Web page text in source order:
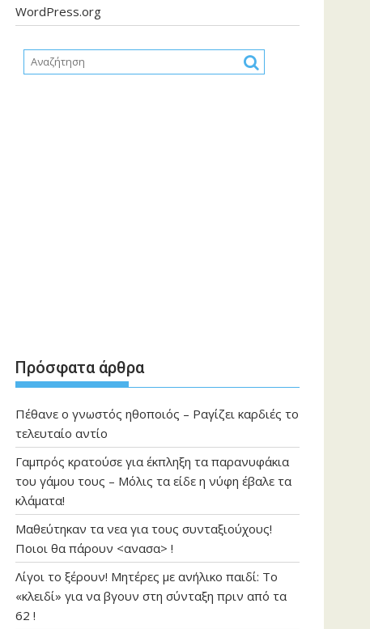
WordPress.org
Πρόσφατα άρθρα
Πέθανε ο γνωστός ηθοποιός – Ραγίζει καρδιές το
τελευταίο αντίο
Γαμπρός κρατούσε για έκπληξη τα παρανυφάκια
του γάμου τους – Μόλις τα είδε η νύφη έβαλε τα
κλάματα!
Μαθεύτηκαν τα νεα για τους συνταξιούχους!
Ποιοι θα πάρουν <ανασα> !
Λίγοι το ξέρουν! Μητέρες με ανήλικο παιδί: Το
«κλειδί» για να βγουν στη σύνταξη πριν από τα
62 !